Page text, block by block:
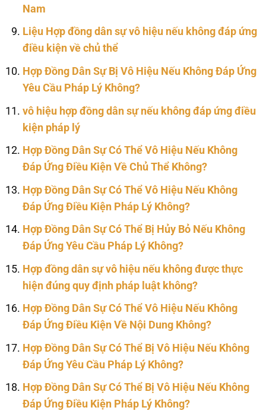
Nam
Liệu Hợp đồng dân sự vô hiệu nếu không đáp ứng
điều kiện về chủ thể
Hợp Đồng Dân Sự Bị Vô Hiệu Nếu Không Đáp Ứng
Yêu Cầu Pháp Lý Không?
vô hiệu hợp đồng dân sự nếu không đáp ứng điều
kiện pháp lý
Hợp Đồng Dân Sự Có Thể Vô Hiệu Nếu Không
Đáp Ứng Điều Kiện Về Chủ Thể Không?
Hợp Đồng Dân Sự Có Thể Vô Hiệu Nếu Không
Đáp Ứng Điều Kiện Pháp Lý Không?
Hợp Đồng Dân Sự Có Thể Bị Hủy Bỏ Nếu Không
Đáp Ứng Yêu Cầu Pháp Lý Không?
Hợp đồng dân sự vô hiệu nếu không được thực
hiện đúng quy định pháp luật không?
Hợp Đồng Dân Sự Có Thể Vô Hiệu Nếu Không
Đáp Ứng Điều Kiện Về Nội Dung Không?
Hợp Đồng Dân Sự Có Thể Bị Vô Hiệu Nếu Không
Đáp Ứng Yêu Cầu Pháp Lý Không?
Hợp Đồng Dân Sự Có Thể Bị Vô Hiệu Nếu Không
Đáp Ứng Điều Kiện Pháp Lý Không?